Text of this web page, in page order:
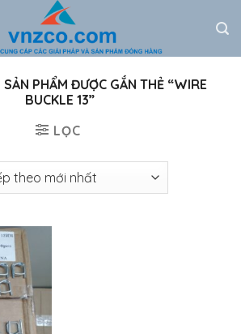
SẢN PHẨM ĐƯỢC GẮN THẺ “WIRE
BUCKLE 13”
LỌC